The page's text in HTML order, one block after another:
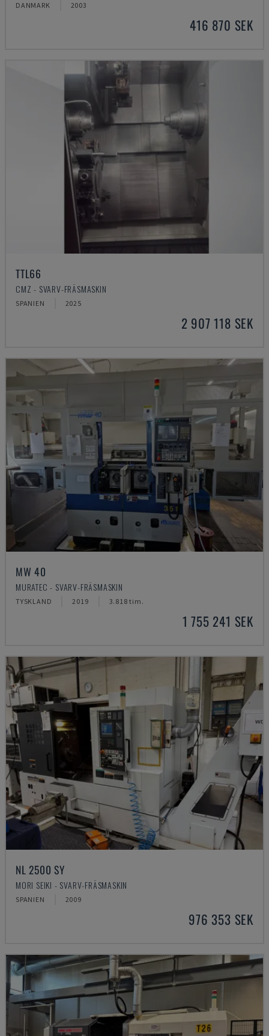
DANMARK 2003
416 870 SEK
TTL66
CMZ - SVARV-FRÄSMASKIN
SPANIEN 2025
2 907 118 SEK
MW 40
MURATEC - SVARV-FRÄSMASKIN
TYSKLAND 2019 3.818 tim.
1 755 241 SEK
NL 2500 SY
MORI SEIKI - SVARV-FRÄSMASKIN
SPANIEN 2009
976 353 SEK